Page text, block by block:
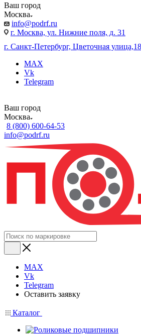
Ваш город
Москва
info@podrf.ru
г. Москва, ул. Нижние поля, д. 31
г. Санкт-Петербург, Цветочная
MAX
Vk
Telegram
Ваш город
Москва
8 (800) 600-64-53
info@podrf.ru
MAX
Vk
Telegram
Оставить заявку
Каталог